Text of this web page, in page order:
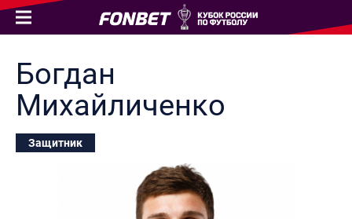
Богдан
Михайличенко
Защитник